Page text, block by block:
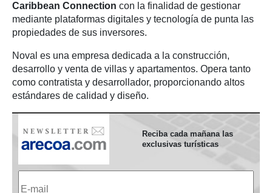
Caribbean Connection con la finalidad de gestionar
mediante plataformas digitales y tecnología de punta las
propiedades de sus inversores.
Noval es una empresa dedicada a la construcción,
desarrollo y venta de villas y apartamentos. Opera tanto
como contratista y desarrollador, proporcionando altos
estándares de calidad y diseño.
Reciba cada mañana las
exclusivas turísticas